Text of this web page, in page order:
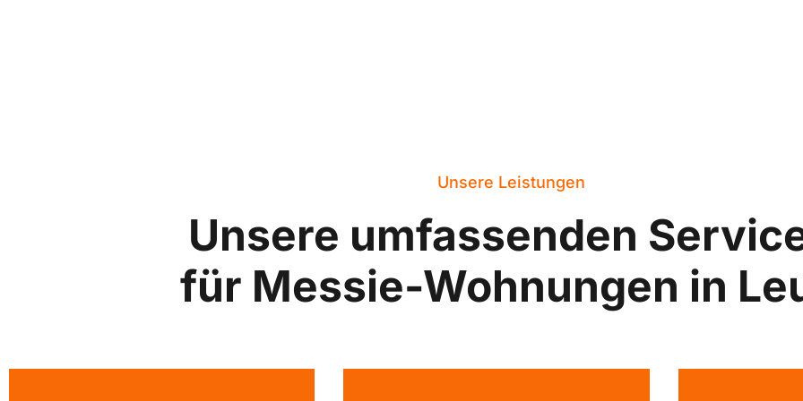
Unsere Leistungen
Unsere umfassenden
für Messie-Wohnungen in